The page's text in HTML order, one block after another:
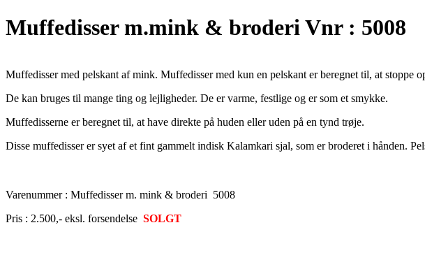
Muffedisser m.mink & broderi Vnr : 5008
Muffedisser med pelskant af mink. Muffedisser med kun en pelskant er beregnet til, at stoppe
De kan bruges til mange ting og lejligheder. De er varme, festlige og er som et smykke.
Muffedisserne er beregnet til, at have direkte på huden eller uden på en tynd trøje.
Disse muffedisser er syet af et fint gammelt indisk Kalamkari sjal, som er broderet i hånden.
Varenummer : Muffedisser m. mink & broderi 5008
Pris : 2.500,- eksl. forsendelse SOLGT